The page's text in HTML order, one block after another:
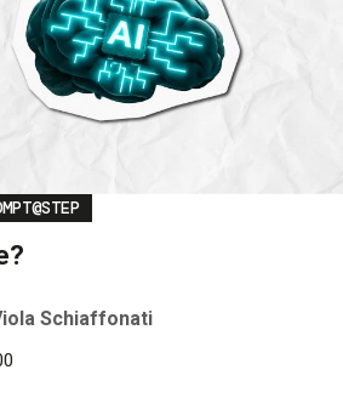
Schiaffonati